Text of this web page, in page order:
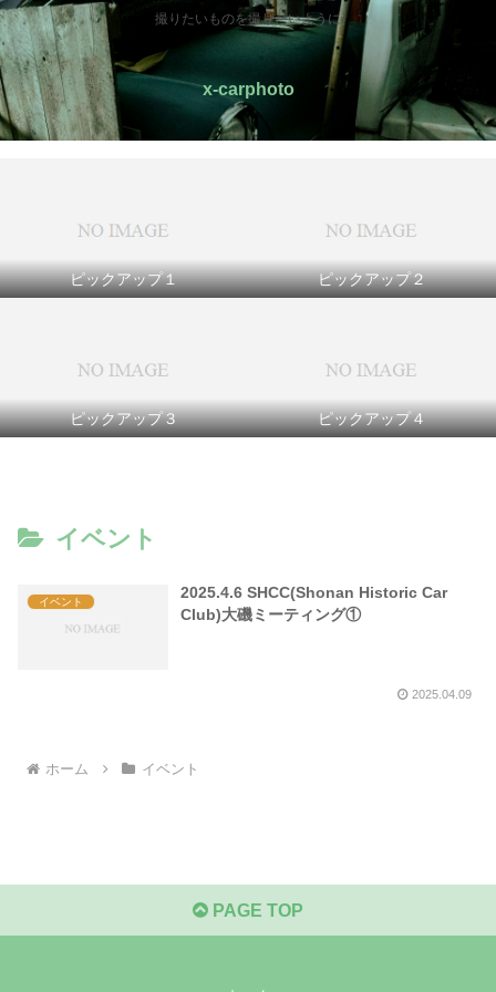
撮りたいものを撮りたいように
x-carphoto
ピックアップ１ ピックアップ２
ピックアップ３ ピックアップ４
イベント
イベント
2025.4.6 SHCC(Shonan Historic Car
Club)大磯ミーティング①
2025.04.09
ホーム イベント
PAGE TOP